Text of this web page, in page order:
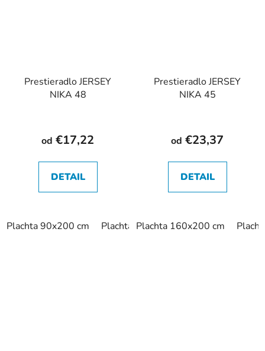
Prestieradlo JERSEY
NIKA 48
od €17,22
DETAIL
Plachta 90x200 cm Plachta 140x200 cm Plachta
Prestieradlo JERSEY
NIKA 45
od €23,37
DETAIL
Plachta 160x200 cm